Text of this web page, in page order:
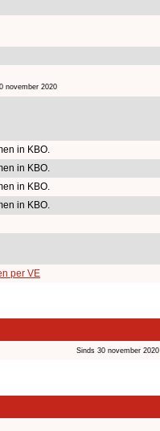
november 2020
in KBO.
in KBO.
in KBO.
in KBO.
per VE
Sinds 30 november 2020